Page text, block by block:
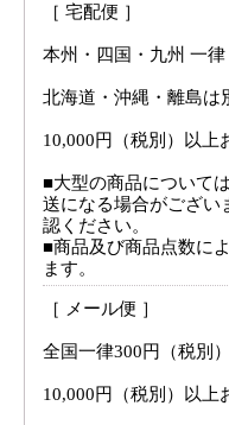
［ 宅配便 ］
本州・四国・九州 一律
北海道・沖縄・離島は
10,000円（税別）以上
■大型の商品について
送になる場合がござい
認ください。
■商品及び商品点数に
ます。
［ メール便 ］
全国一律300円（税別）
10,000円（税別）以上